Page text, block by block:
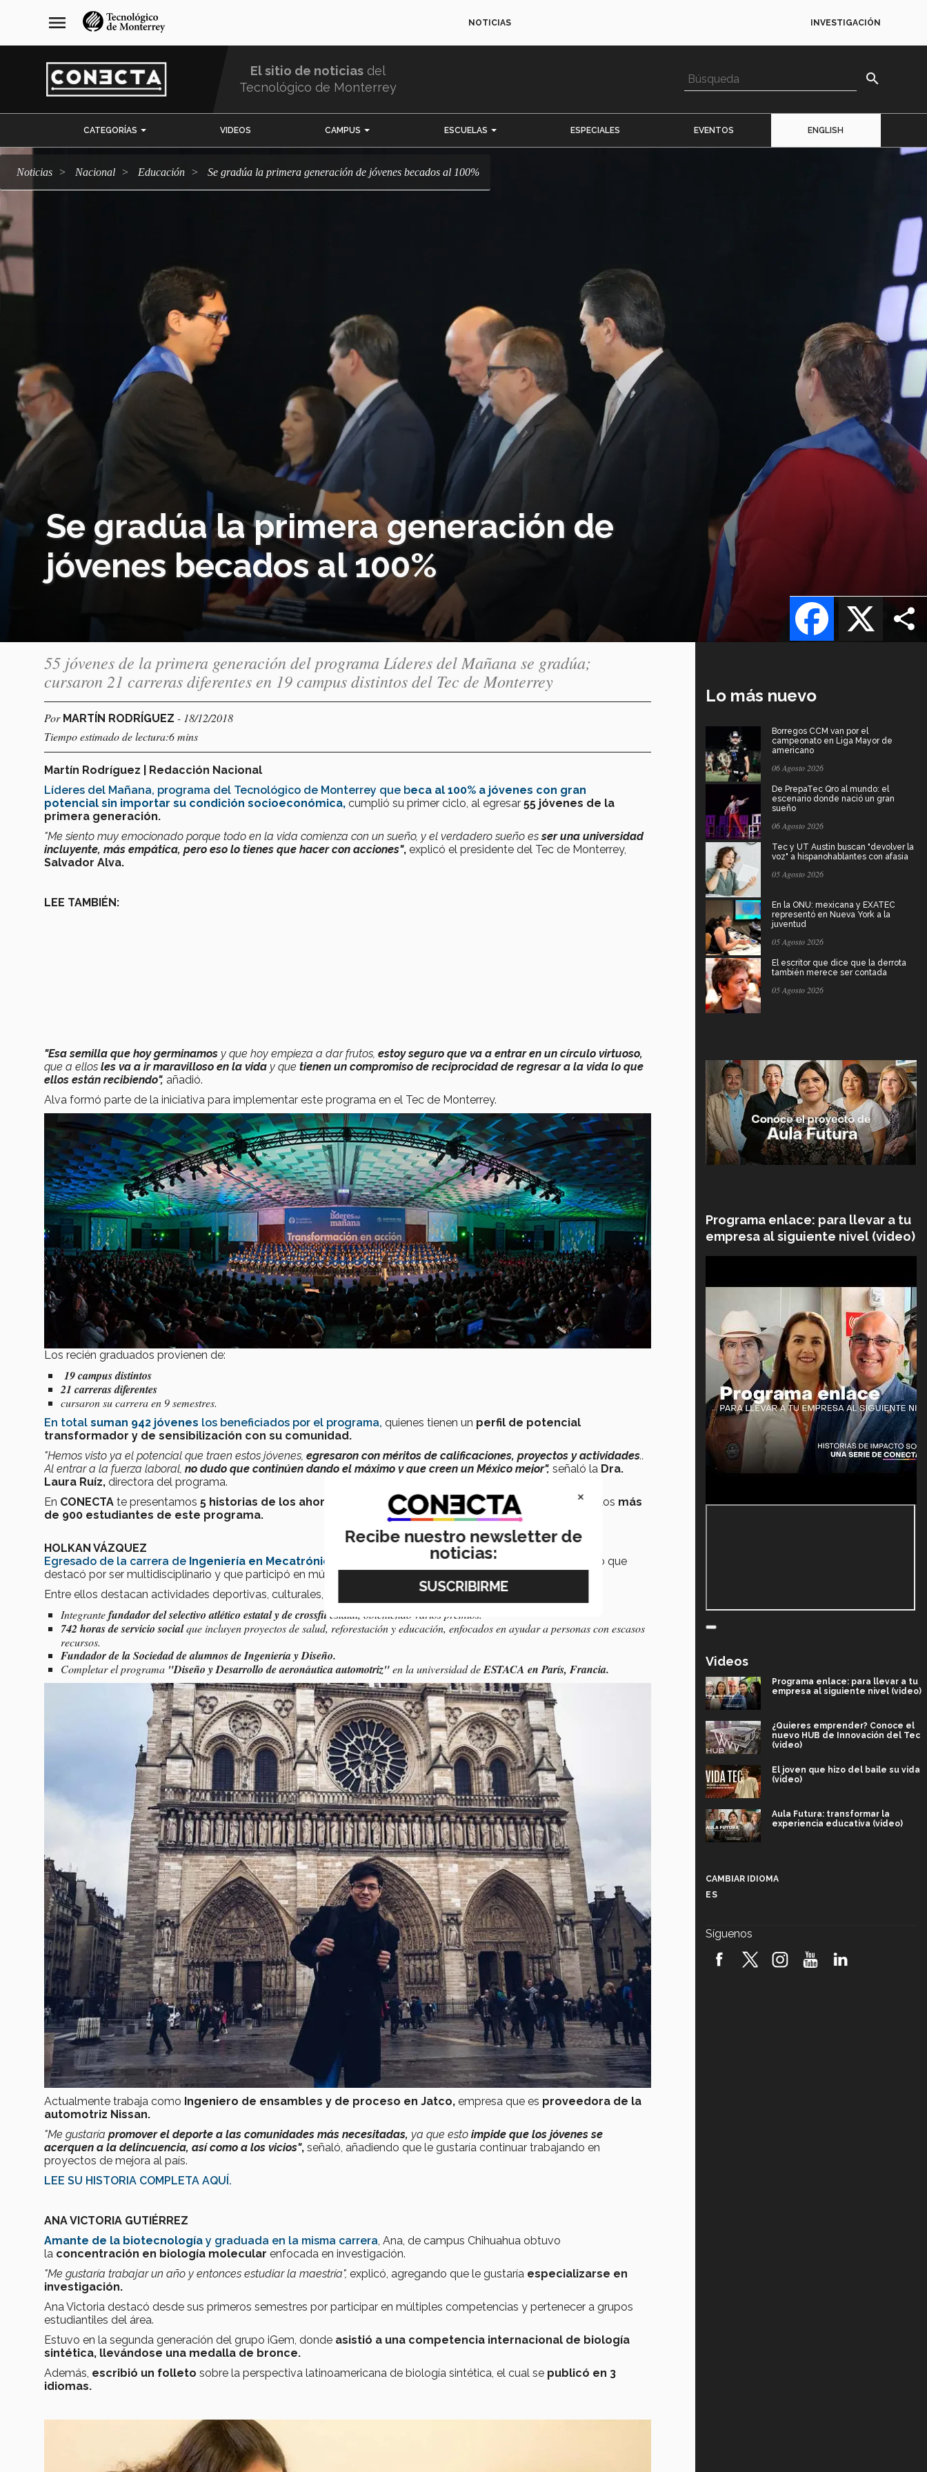
navegación
principal
menu NOTICIAS INVESTIGACIÓN
El sitio de noticias del
Tecnológico de Monterrey
search
CATEGORÍAS VIDEOS CAMPUS ESCUELAS ESPECIALES EVENTOS ENGLISH
Noticias Nacional Educación Se gradúa la primera generación de jóvenes becados al 100%
Se gradúa la primera generación de
jóvenes becados al 100%
X
Facebook
55 jóvenes de la primera generación del programa Líderes del Mañana se gradúa;
cursaron 21 carreras diferentes en 19 campus distintos del Tec de Monterrey
Por MARTÍN RODRÍGUEZ - 18/12/2018
Tiempo estimado de lectura:6 mins
Martín Rodríguez | Redacción Nacional
Líderes del Mañana, programa del Tecnológico de Monterrey que beca al 100% a jóvenes con gran
potencial sin importar su condición socioeconómica, cumplió su primer ciclo, al egresar 55 jóvenes de la
primera generación.
"Me siento muy emocionado porque todo en la vida comienza con un sueño, y el verdadero sueño esser una universidad
incluyente, más empática, pero eso lo tienes que hacer con acciones", explicó el presidente del Tec de Monterrey,
Salvador Alva.
LEE TAMBIÉN:
"Esa semilla que hoy germinamos y que hoy empieza a dar frutos, estoy seguro que va a entrar en un círculo virtuoso,
que a ellos les va a ir maravilloso en la vida y que tienen un compromiso de reciprocidad de regresar a la vida lo que
ellos están recibiendo", añadió.
Alva formó parte de la iniciativa para implementar este programa en el Tec de Monterrey.
Los recién graduados provienen de:
19 campus distintos
21 carreras diferentes
cursaron su carrera en 9 semestres.
En total suman 942 jóvenes los beneficiados por el programa, quienes tienen un perfil de potencial
transformador y de sensibilización con su comunidad.
"Hemos visto ya el potencial que traen estos jóvenes, egresaron con méritos de calificaciones, proyectos y actividades..
Al entrar a la fuerza laboral, no dudo que continúen dando el máximo y que creen un México mejor", señaló la Dra.
Laura Ruíz, directora del programa.
En CONECTA te presentamos 5 historias de los ahora recién graduadosque reflejan eldesempeño de los más
de 900 estudiantes de este programa.
HOLKAN VÁZQUEZ
Egresado de la carrera de Ingeniería en Mecatrónica en campus Aguascalientes, Holkan es un alumno que
destacó por ser multidisciplinario y que participó en múltiples proyectos.
Entre ellos destacan actividades deportivas, culturales, sociales y afines a su carrera, tales como:
Integrantefundador del selectivo atlético estatal y de crossfitestatal, obteniendo varios premios.
742 horas de servicio socialque incluyen proyectos de salud, reforestación y educación, enfocados en ayudar a personas con escasos
recursos.
Fundador de la Sociedad de alumnos de Ingeniería y Diseño.
Completar el programa "Diseño y Desarrollo de aeronáutica automotriz"en la universidad deESTACA en París, Francia.
Actualmente trabaja como Ingeniero de ensambles y de proceso en Jatco, empresa que es proveedora de la
automotriz Nissan.
"Me gustaría promover el deporte a las comunidades más necesitadas, ya que esto impide que los jóvenes se
acerquen a la delincuencia, así como a los vicios", señaló, añadiendo que le gustaría continuar trabajando en
proyectos de mejora al país.
LEE SU HISTORIA COMPLETA AQUÍ.
ANA VICTORIA GUTIÉRREZ
Amante de la biotecnología y graduada en la misma carrera , Ana, de campus Chihuahua obtuvo
la concentración en biología molecular enfocada en investigación.
"Me gustaría trabajar un año y entonces estudiar la maestría", explicó, agregando que le gustaría especializarse en
investigación.
Ana Victoria destacó desde sus primeros semestres por participar en múltiples competencias y pertenecer a grupos
estudiantiles del área.
Estuvo en la segunda generación del grupo iGem, donde asistió a una competencia internacional de biología
sintética, llevándose una medalla de bronce.
Además, escribió un folleto sobre la perspectiva latinoamericana de biología sintética, el cual se publicó en 3
idiomas.
Lo más nuevo
Borregos CCM van por el
campeonato en Liga Mayor de
americano
06 Agosto 2026
De PrepaTec Qro al mundo: el
escenario donde nació un gran
sueño
06 Agosto 2026
Tec y UT Austin buscan "devolver la
voz" a hispanohablantes con afasia
05 Agosto 2026
En la ONU: mexicana y EXATEC
representó en Nueva York a la
juventud
05 Agosto 2026
El escritor que dice que la derrota
también merece ser contada
05 Agosto 2026
Programa enlace: para llevar a tu
empresa al siguiente nivel (video)
Videos
Programa enlace: para llevar a tu
empresa al siguiente nivel (video)
¿Quieres emprender? Conoce el
nuevo HUB de Innovación del Tec
(video)
El joven que hizo del baile su vida
(video)
Aula Futura: transformar la
experiencia educativa (video)
robótica FIRST 2026! (video)
CAMBIAR IDIOMA
ES
Síguenos
×
Recibe nuestro newsletter de
noticias: